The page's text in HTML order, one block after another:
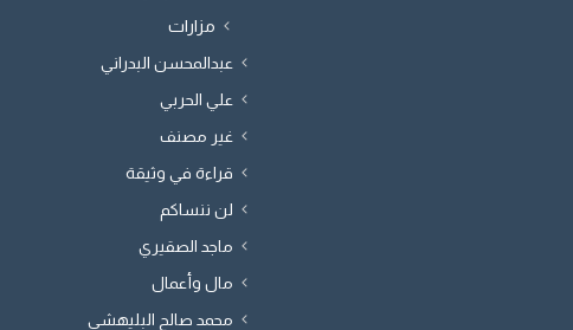
مزارات
عبدالمحسن البدراني
علي الحربي
غير مصنف
قراءة في وثيقة
لن ننساكم
ماجد الصقيري
مال وأعمال
محمد صالح البليهشي